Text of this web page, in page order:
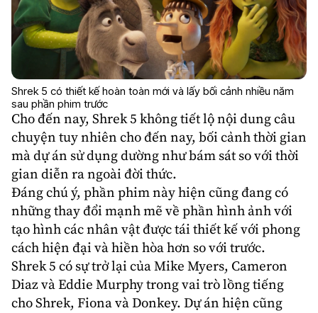
Shrek 5 có thiết kế hoàn toàn mới và lấy bối cảnh nhiều năm
sau phần phim trước
Cho đến nay, Shrek 5 không tiết lộ nội dung câu
chuyện tuy nhiên cho đến nay, bối cảnh thời gian
mà dự án sử dụng dường như bám sát so với thời
gian diễn ra ngoài đời thức.
Đáng chú ý, phần phim này hiện cũng đang có
những thay đổi mạnh mẽ về phần hình ảnh với
tạo hình các nhân vật được tái thiết kế với phong
cách hiện đại và hiền hòa hơn so với trước.
Shrek 5 có sự trở lại củaMike Myers, Cameron
DiazvàEddie Murphytrong vai trò lồng tiếng
cho Shrek, Fiona và Donkey. Dự án hiện cũng